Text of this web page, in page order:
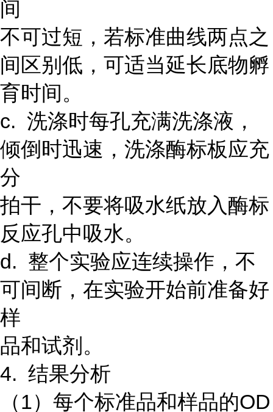
间
不可过短，若标准曲线两点之
间区别低，可适当延长底物孵
育时间。
c. 洗涤时每孔充满洗涤液，
倾倒时迅速，洗涤酶标板应充
分
拍干，不要将吸水纸放入酶标
反应孔中吸水。
d. 整个实验应连续操作，不
可间断，在实验开始前准备好
样
品和试剂。
4. 结果分析
（1）每个标准品和样品的OD